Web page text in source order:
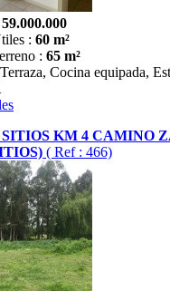
59.000.000
: 60 m²
: 65 m²
Terraza, Cocina equipada,
KM 4 CAMINO
( Ref : 466)